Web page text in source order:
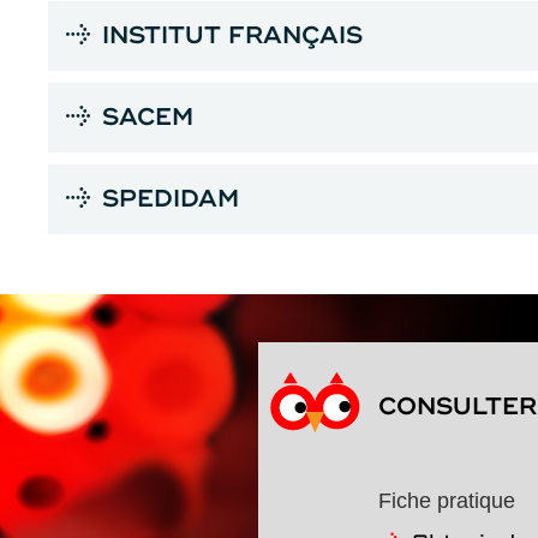
INSTITUT FRANÇAIS
SACEM
SPEDIDAM
Fiche pratique